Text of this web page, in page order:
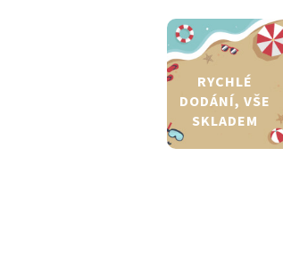
RYCHLÉ
DODÁNÍ, VŠE
SKLADEM